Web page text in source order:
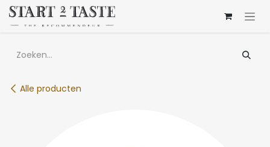
Overslaan naar inhoud
Alle producten